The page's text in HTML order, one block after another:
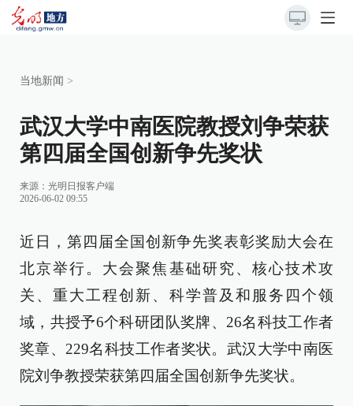
当地新闻 >
武汉大学中南医院教授刘争荣获
第四届全国创新争先奖状
来源： 光明日报客户端
2026-06-02 09:55
近日，第四届全国创新争先奖表彰奖励大会在
北京举行。大会聚焦基础研究、核心技术攻
关、重大工程创新、科学普及和服务四个领
域，共授予6个科研团队奖牌、26名科技工作者
奖章、229名科技工作者奖状。武汉大学中南医
院刘争教授荣获第四届全国创新争先奖状。